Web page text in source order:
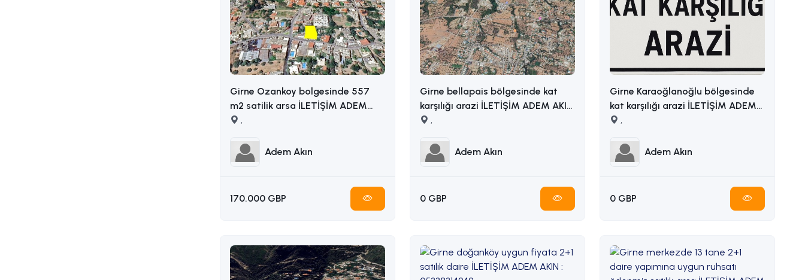
Girne Ozankoy bolgesinde 557
m2 satilik arsa İLETİŞİM ADEM
AKIN : 05338314949
,
Adem Akın
170.000 GBP
Girne bellapais bölgesinde kat
karşılığı arazi İLETİŞİM ADEM AKIN
: 05338314949
,
Adem Akın
0 GBP
Girne Karaoğlanoğlu bölgesinde
kat karşılığı arazi İLETİŞİM ADEM
AKIN 05338314949
,
Adem Akın
0 GBP